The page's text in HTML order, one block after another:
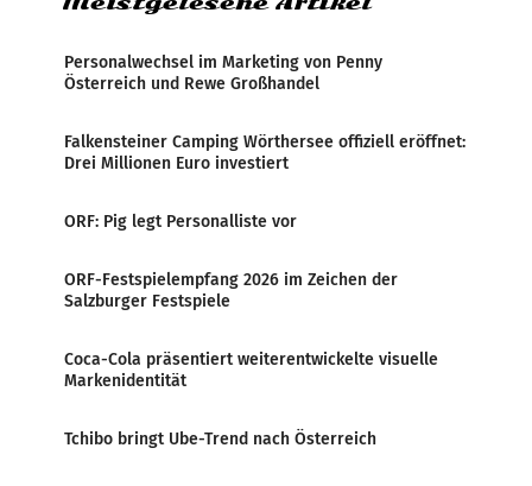
Personalwechsel im Marketing von Penny
Österreich und Rewe Großhandel
Falkensteiner Camping Wörthersee offiziell eröffnet:
Drei Millionen Euro investiert
ORF: Pig legt Personalliste vor
ORF-Festspielempfang 2026 im Zeichen der
Salzburger Festspiele
Coca-Cola präsentiert weiterentwickelte visuelle
Markenidentität
Tchibo bringt Ube-Trend nach Österreich